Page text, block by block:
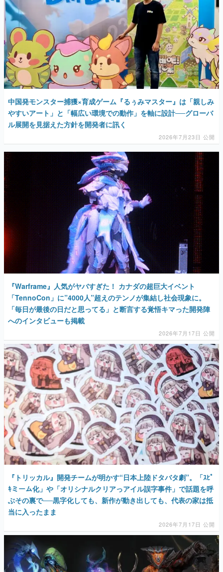
中国発モンスター捕獲×育成ゲーム『るぅみマスター』は「親しみ
やすいアート」と「幅広い環境での動作」を軸に設計──グローバ
ル展開を見据えた方針を開発者に訊く
2026年7月23日 公開
『Warframe』人気がヤバすぎた！ カナダの超巨大イベント
「TennoCon」に”4000人”超えのテンノが集結し社会現象に。
「毎日が最後の日だと思ってる」と断言する覚悟キマった開発陣
へのインタビューも掲載
2026年7月17日 公開
『トリッカル』開発チームが明かす“日本上陸ドタバタ劇”。「ｽﾋﾟ
ｷミーム化」や「オリシナルクリアっアイル誤字事件」で話題を呼
ぶその裏で──黒字化しても、新作が動き出しても、代表の家は抵
当に入ったまま
2026年7月17日 公開